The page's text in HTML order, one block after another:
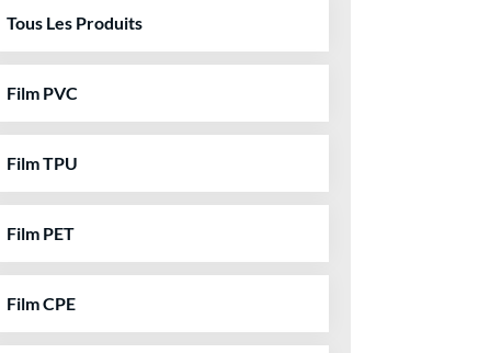
Tous Les Produits
Film PVC
Film TPU
Film PET
Film CPE